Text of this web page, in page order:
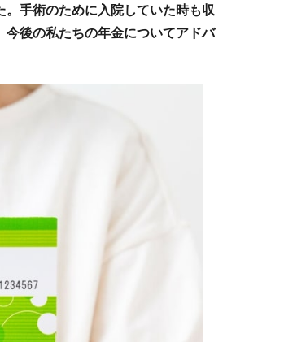
手術のために入院していた時も収
今後の私たちの年金についてアドバ